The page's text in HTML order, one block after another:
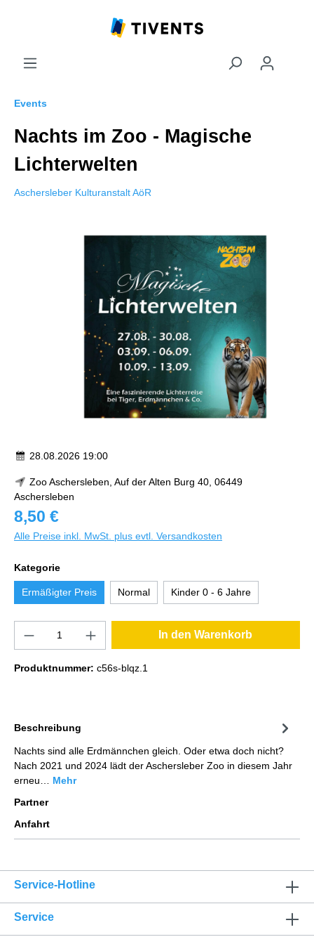
Events
Nachts im Zoo - Magische
Lichterwelten
Aschersleber Kulturanstalt AöR
28.08.2026 19:00
Zoo Aschersleben, Auf der Alten Burg 40, 06449
Aschersleben
8,50 €
Alle Preise inkl. MwSt. plus evtl. Versandkosten
Kategorie
Ermäßigter Preis Normal Kinder 0 - 6 Jahre
In den Warenkorb
Produktnummer: c56s-blqz.1
Beschreibung
Nachts sind alle Erdmännchen gleich. Oder etwa doch nicht?
Nach 2021 und 2024 lädt der Aschersleber Zoo in diesem Jahr
erneu… Mehr
Partner
Anfahrt
Service-Hotline
Service